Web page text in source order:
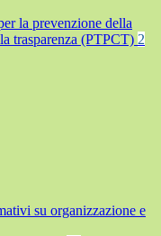
la prevenzione della
trasparenza (PTPCT) 2
su organizzazione e